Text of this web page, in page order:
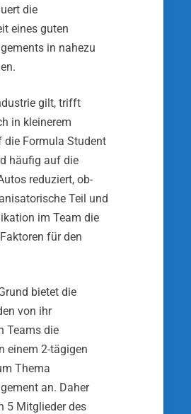
die
eines guten
in nahezu
gilt, trifft
in klei­nerem
Formula Student
häufig auf die
reduziert, ob­
Teil und
im Team die
für den
bietet die
von ihr
Teams die
einem 2-tägi­gen
Thema
an. Daher
5 Mitglieder des